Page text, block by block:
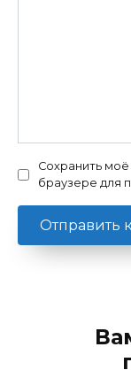
Сохранить
браузере для